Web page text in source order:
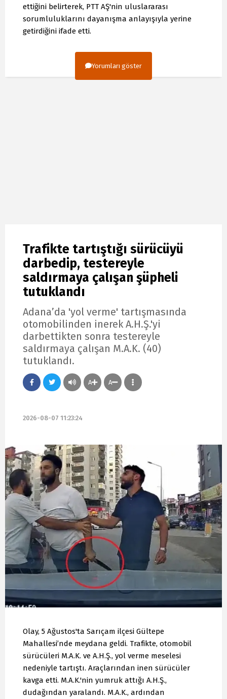
ettiğini belirterek, PTT AŞ'nin uluslararası
sorumluluklarını dayanışma anlayışıyla yerine
getirdiğini ifade etti.
Yorumları göster
Trafikte tartıştığı sürücüyü
darbedip, testereyle
saldırmaya çalışan şüpheli
tutuklandı
Adana’da 'yol verme' tartışmasında
otomobilinden inerek A.H.Ş.'yi
darbettikten sonra testereyle
saldırmaya çalışan M.A.K. (40)
tutuklandı.
A A
2026-08-07 11:23:24
Olay, 5 Ağustos'ta Sarıçam ilçesi Gültepe
Mahallesi’nde meydana geldi. Trafikte, otomobil
sürücüleri M.A.K. ve A.H.Ş., yol verme meselesi
nedeniyle tartıştı. Araçlarından inen sürücüler
kavga etti. M.A.K.'nin yumruk attığı A.H.Ş.,
dudağından yaralandı. M.A.K., ardından